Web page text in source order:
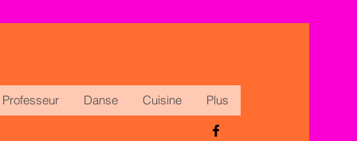
Professeur Danse Cuisine Plus